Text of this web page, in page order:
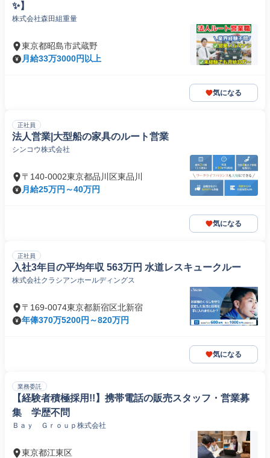
✨】
株式会社森田組重量
東京都昭島市武蔵野
月給33万3000円以上
気になる
正社員
法人営業|大型船の家具のルート営業
シンコウ株式会社
〒140-0002東京都品川区東品川
月給25万円～40万円
気になる
正社員
入社3年目の平均年収 563万円 水道レスキュークルー
株式会社クラシアンホールディングス
〒169-0074東京都新宿区北新宿
年俸370万5200円～820万円
気になる
業務委託
【経験者積極採用!!】携帯電話の販売スタッフ・営業募
集 学歴不問
Ｂａｙ Ｇｒｏｕｐ株式会社
東京都江東区